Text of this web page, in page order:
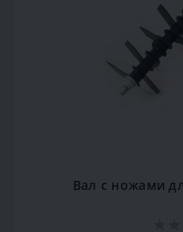
Вал с ножами